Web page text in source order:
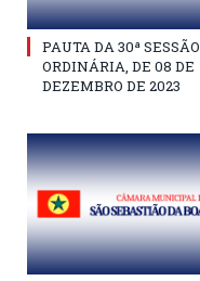
PAUTA DA 30ª SESSÃO
ORDINÁRIA, DE 08 DE
DEZEMBRO DE 2023